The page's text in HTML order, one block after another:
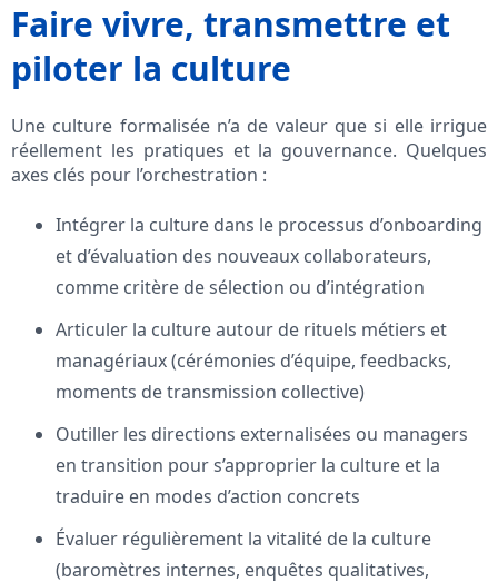
Faire vivre, transmettre et
piloter la culture
Une culture formalisée n’a de valeur que si elle irrigue
réellement les pratiques et la gouvernance. Quelques
axes clés pour l’orchestration :
Intégrer la culture dans le processus d’onboarding
et d’évaluation des nouveaux collaborateurs,
comme critère de sélection ou d’intégration
Articuler la culture autour de rituels métiers et
managériaux (cérémonies d’équipe, feedbacks,
moments de transmission collective)
Outiller les directions externalisées ou managers
en transition pour s’approprier la culture et la
traduire en modes d’action concrets
Évaluer régulièrement la vitalité de la culture
(baromètres internes, enquêtes qualitatives,